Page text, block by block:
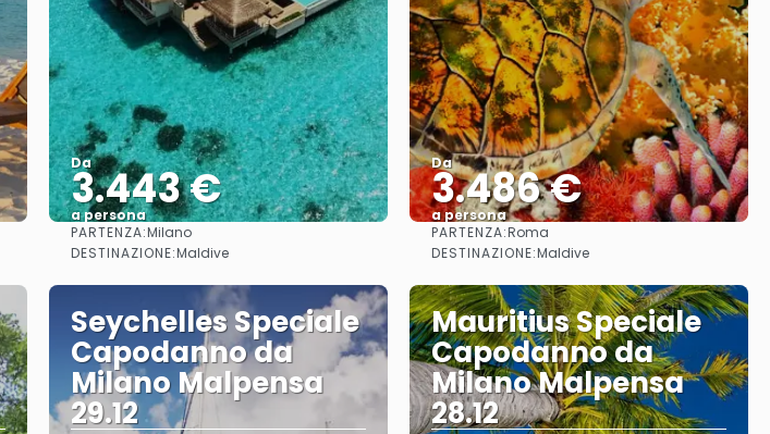
Da
3.443 €
a persona
Vedere
PARTENZA:Milano
DESTINAZIONE:Maldive
Da
3.486 €
a persona
Vedere
PARTENZA:Roma
DESTINAZIONE:Maldive
Seychelles Speciale
Capodanno da
Milano Malpensa
29.12
Mauritius Speciale
Capodanno da
Milano Malpensa
28.12